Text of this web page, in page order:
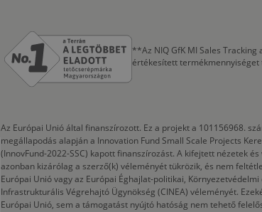
**Az NIQ GfK MI Sales
értékesített termékmennyiséget
Az Európai Unió által finanszírozott. Ez a projekt a 101156968.
megállapodás alapján a Innovation Fund Small Scale Projects
(InnovFund-2022-SSC) kapott finanszírozást. A kifejtett nézetek
azonban kizárólag a szerző(k) véleményét tükrözik, és nem
Európai Unió vagy az Európai Éghajlat-politikai, Környezetvédelmi
Infrastrukturális Végrehajtó Ügynökség (CINEA) véleményét.
Európai Unió, sem a támogatást nyújtó hatóság nem tehető